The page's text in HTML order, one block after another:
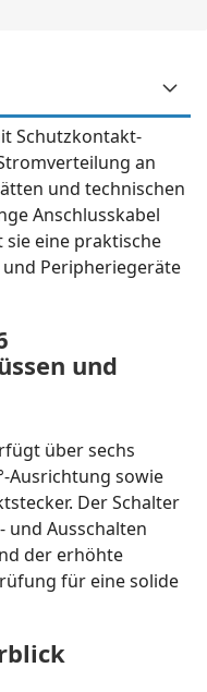
Schutzkontakt-
an
und technischen
Anschlusskabel
eine praktische
Peripheriegeräte
und
über sechs
Ausrichtung sowie
Der Schalter
und Ausschalten
der erhöhte
für eine solide